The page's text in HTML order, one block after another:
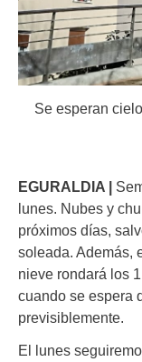
Se esperan
EGURALDIA |
lunes. Nubes y
próximos días,
soleada. Además,
nieve rondará los
cuando se espera
previsiblemente.
El lunes